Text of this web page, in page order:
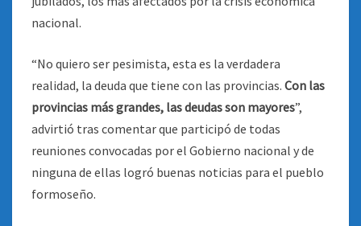
nacional.
“No quiero ser pesimista, esta es la verdadera
realidad, la deuda que tiene con las provincias. Con las
provincias más grandes, las deudas son mayores”,
advirtió tras comentar que participó de todas
reuniones convocadas por el Gobierno nacional y de
ninguna de ellas logró buenas noticias para el pueblo
formoseño.